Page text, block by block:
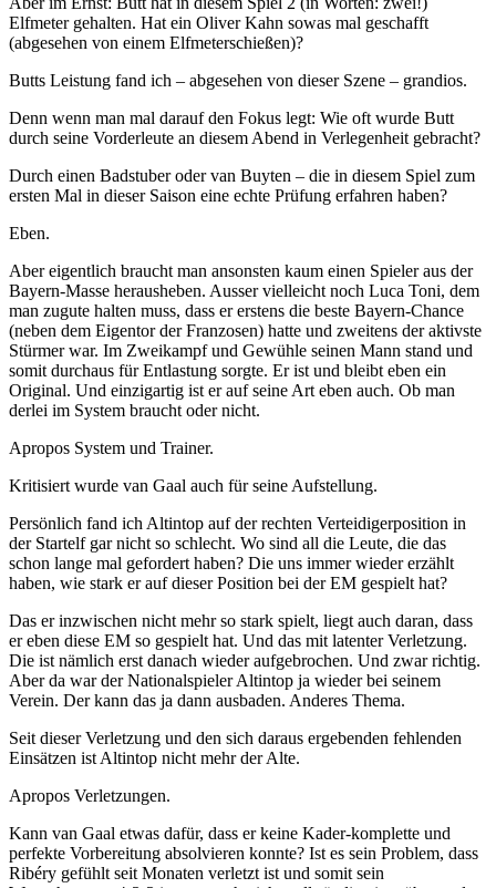
Elfmeter gehalten. Hat ein Oliver Kahn sowas mal geschafft
(abgesehen von einem Elfmeterschießen)?
Butts Leistung fand ich – abgesehen von dieser Szene – grandios.
Denn wenn man mal darauf den Fokus legt: Wie oft wurde Butt
durch seine Vorderleute an diesem Abend in Verlegenheit gebracht?
Durch einen Badstuber oder van Buyten – die in diesem Spiel zum
ersten Mal in dieser Saison eine echte Prüfung erfahren haben?
Eben.
Aber eigentlich braucht man ansonsten kaum einen Spieler aus der
Bayern-Masse herausheben. Ausser vielleicht noch Luca Toni, dem
man zugute halten muss, dass er erstens die beste Bayern-Chance
(neben dem Eigentor der Franzosen) hatte und zweitens der aktivste
Stürmer war. Im Zweikampf und Gewühle seinen Mann stand und
somit durchaus für Entlastung sorgte. Er ist und bleibt eben ein
Original. Und einzigartig ist er auf seine Art eben auch. Ob man
derlei im System braucht oder nicht.
Apropos System und Trainer.
Kritisiert wurde van Gaal auch für seine Aufstellung.
Persönlich fand ich Altintop auf der rechten Verteidigerposition in
der Startelf gar nicht so schlecht. Wo sind all die Leute, die das
schon lange mal gefordert haben? Die uns immer wieder erzählt
haben, wie stark er auf dieser Position bei der EM gespielt hat?
Das er inzwischen nicht mehr so stark spielt, liegt auch daran, dass
er eben diese EM so gespielt hat. Und das mit latenter Verletzung.
Die ist nämlich erst danach wieder aufgebrochen. Und zwar richtig.
Aber da war der Nationalspieler Altintop ja wieder bei seinem
Verein. Der kann das ja dann ausbaden. Anderes Thema.
Seit dieser Verletzung und den sich daraus ergebenden fehlenden
Einsätzen ist Altintop nicht mehr der Alte.
Apropos Verletzungen.
Kann van Gaal etwas dafür, dass er keine Kader-komplette und
perfekte Vorbereitung absolvieren konnte? Ist es sein Problem, dass
Ribéry gefühlt seit Monaten verletzt ist und somit sein